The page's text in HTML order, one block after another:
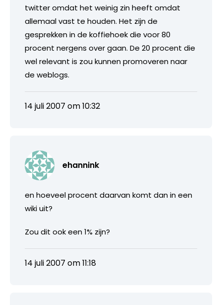
twitter omdat het weinig zin heeft omdat
allemaal vast te houden. Het zijn de
gesprekken in de koffiehoek die voor 80
procent nergens over gaan. De 20 procent die
wel relevant is zou kunnen promoveren naar
de weblogs.
14 juli 2007 om 10:32
ehannink
en hoeveel procent daarvan komt dan in een
wiki uit?
Zou dit ook een 1% zijn?
14 juli 2007 om 11:18